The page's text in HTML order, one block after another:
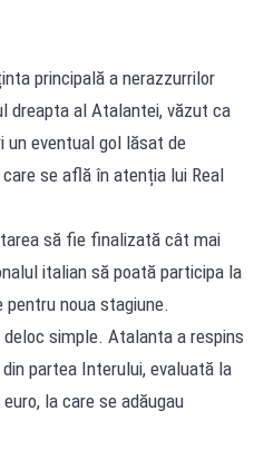
principală a nerazzurrilor
dreapta al Atalantei, văzut ca
un eventual gol lăsat de
se află în atenția lui Real
să fie finalizată cât mai
italian să poată participa la
pentru noua stagiune.
simple. Atalanta a respins
partea Interului, evaluată la
la care se adăugau